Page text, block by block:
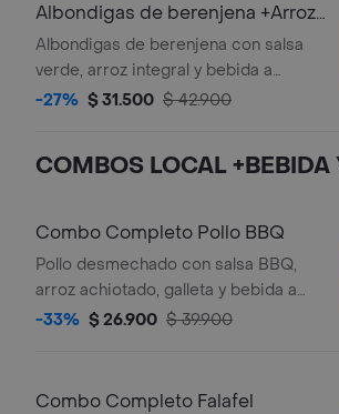
Albondigas de berenjena +Arroz
+Bebida
Albondigas de berenjena con salsa
verde, arroz integral y bebida a
elección.
-27% $ 31.500 $ 42.900
COMBOS LOCAL +BEBIDA
Combo Completo Pollo BBQ
Pollo desmechado con salsa BBQ,
arroz achiotado, galleta y bebida a
elección.
-33% $ 26.900 $ 39.900
Combo Completo Falafel